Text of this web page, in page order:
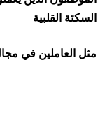
السكتة القلبية
مثل العاملين في